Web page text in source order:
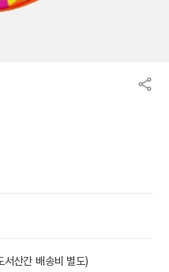
서산간 배송비 별도)